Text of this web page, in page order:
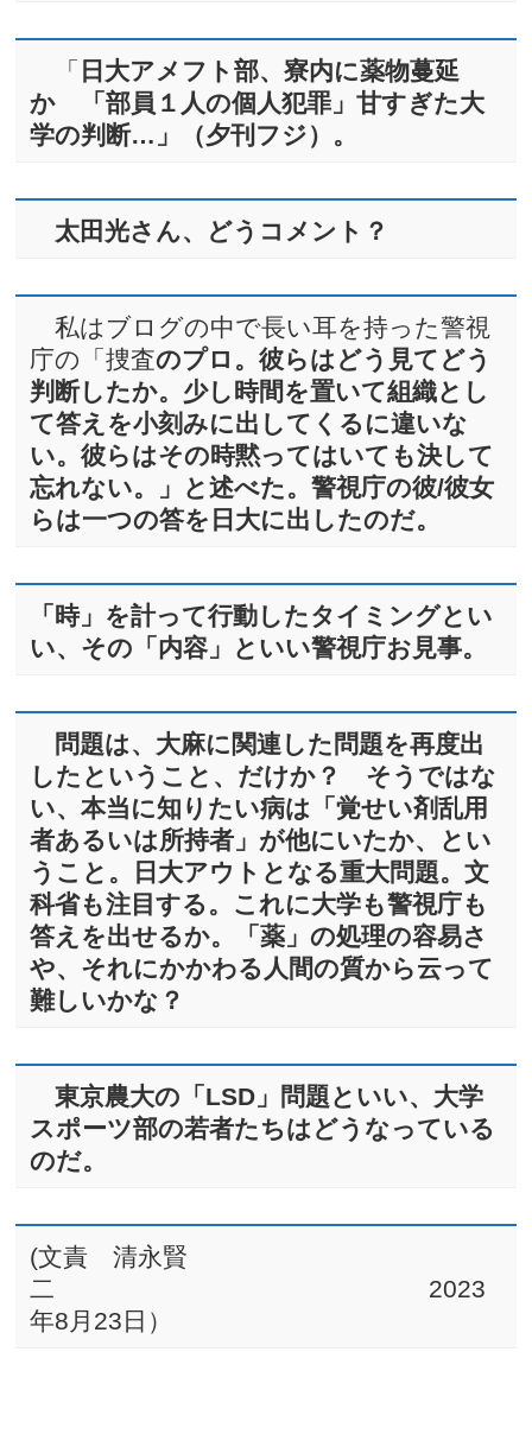
「 日大アメフト部、寮内に薬物蔓延
か 「部員１人の個人犯罪」甘すぎた大
学の判断…」（夕刊フジ）。
太田光さん、どうコメント？
私はブログの中で長い耳を持った警視
庁の「捜査のプロ。彼らはどう見てどう
判断したか。少し時間を置いて組織とし
て答えを小刻みに出してくるに違いな
い。彼らはその時黙ってはいても決して
忘れない。」と述べた。警視庁の彼/彼女
らは一つの答を日大に出したのだ。
「時」を計って行動したタイミングとい
い、その「内容」といい警視庁お見事。
問題は、大麻に関連した問題を再度出
したということ、だけか？ そうではな
い、本当に知りたい病は「覚せい剤乱用
者あるいは所持者」が他にいたか、とい
うこと。日大アウトとなる重大問題。文
科省も注目する。これに大学も警視庁も
答えを出せるか。「薬」の処理の容易さ
や、それにかかわる人間の質から云って
難しいかな？
東京農大の「LSD」問題と いい、大学
スポーツ部の若者たちはどうなっている
のだ。
(文責 清永賢
二 2023
年8月23日）